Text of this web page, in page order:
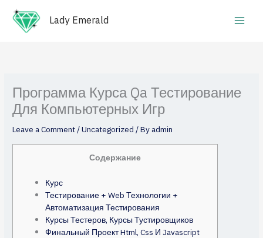
content
Lady Emerald
Программа Курса Qa Тестирование
Для Компьютерных Игр
Leave a Comment/Uncategorized/ Byadmin
Содержание
Курс
Тестирование + Web Технологии +
Автоматизация Тестирования
Курсы Тестеров, Курсы Тустировщиков
Финальный Проект Html, Css И Javascript